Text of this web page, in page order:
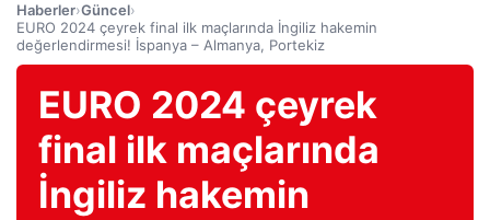
Haberler›Güncel›
EURO 2024 çeyrek final ilk maçlarında İngiliz hakemin
değerlendirmesi! İspanya – Almanya, Portekiz
EURO 2024 çeyrek
final ilk maçlarında
İngiliz hakemin